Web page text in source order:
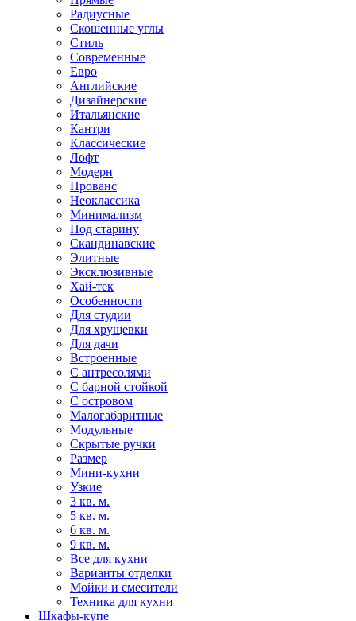
Радиусные
Скошенные углы
Стиль
Современные
Евро
Английские
Дизайнерские
Итальянские
Кантри
Классические
Лофт
Модерн
Прованс
Неоклассика
Минимализм
Под старину
Скандинавские
Элитные
Эксклюзивные
Хай-тек
Особенности
Для студии
Для хрущевки
Для дачи
Встроенные
С антресолями
С барной стойкой
С островом
Малогабаритные
Модульные
Скрытые ручки
Размер
Мини-кухни
Узкие
3 кв. м.
5 кв. м.
6 кв. м.
9 кв. м.
Все для кухни
Варианты отделки
Мойки и смесители
Техника для кухни
Шкафы-купе